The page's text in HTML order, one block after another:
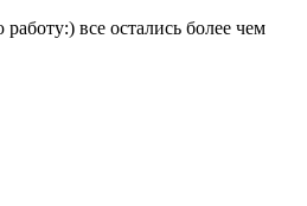
все остались более чем